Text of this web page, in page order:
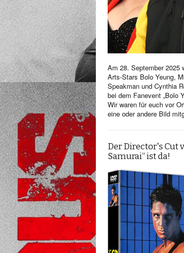
Am 28. September 2025
Arts-Stars Bolo Yeung,
Speakman und Cynthia
bei dem Fanevent „Bolo
Wir waren für euch vor
eine oder andere Bild
Der Director's Cut
Samurai“ ist da!